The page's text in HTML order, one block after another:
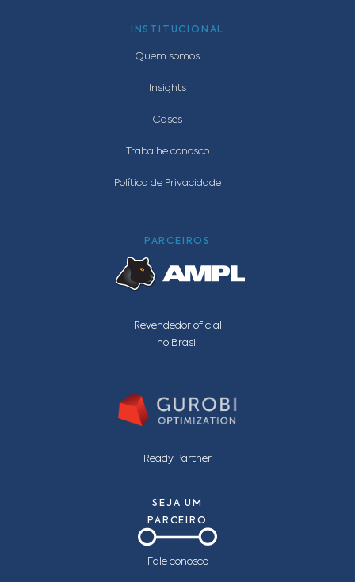
INSTITUCIONAL
Quem somos
Insights
Cases
Trabalhe conosco
Política de Privacidade
PARCEIROS
Revendedor oficial
no Brasil
Ready Partner
SEJA UM
PARCEIRO
Fale conosco